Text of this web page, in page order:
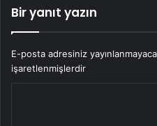
Bir yanıt yazın
E-posta adresiniz
işaretlenmişlerdir